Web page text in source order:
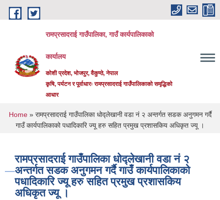
Skip to main content
रामप्रसादराई गाउँपालिका, गाउँ कार्यपालिकाको
कार्यालय
कोशी प्रदेश, भोजपुर, वैकुण्ठे, नेपाल
कृषि, पर्यटन र पूर्वाधारः रामप्रसादराई गाउँपालिकाको समृद्धिको
आधार
You are here
Home» रामप्रसादराई गाउँपालिका धोद्लेखानी वडा नं २ अन्तर्गत सडक अनुगमन गर्दै
गाउँ कार्यपालिकाको पधादिकारि ज्यू हरु सहित प्रमुख प्रशासकिय अधिकृत ज्यू ।
रामप्रसादराई गाउँपालिका धोद्लेखानी वडा नं २
अन्तर्गत सडक अनुगमन गर्दै गाउँ कार्यपालिकाको
पधादिकारि ज्यू हरु सहित प्रमुख प्रशासकिय
अधिकृत ज्यू ।